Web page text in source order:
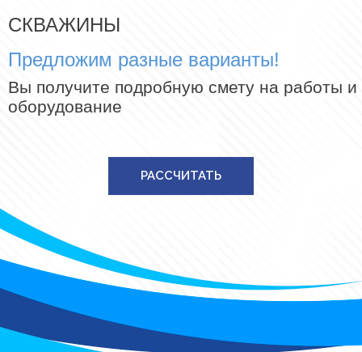
СКВАЖИНЫ
Предложим разные варианты!
Вы получите подробную смету на работы и
оборудование
РАССЧИТАТЬ